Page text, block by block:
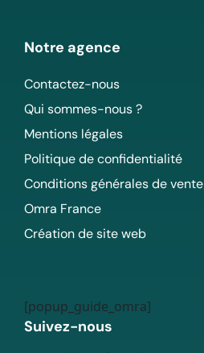
Notre agence
Contactez-nous
Qui sommes-nous ?
Mentions légales
Politique de confidentialité
Conditions générales de vente
Omra France
Création de site web
[popup_guide_omra]
Suivez-nous